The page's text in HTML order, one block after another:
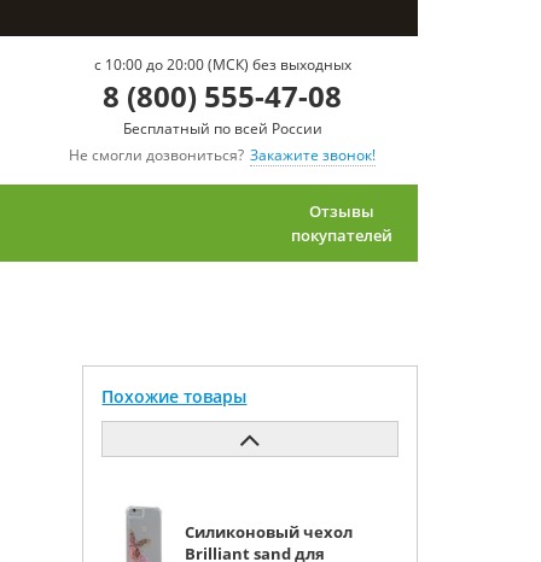
c 10:00 до 20:00 (МСК) без выходных
8 (800) 555-47-08
Бесплатный по всей России
Не смогли дозвониться? Закажите звонок!
Отзывы
покупателей
Похожие товары
Силиконовый чехол
Brilliant sand для